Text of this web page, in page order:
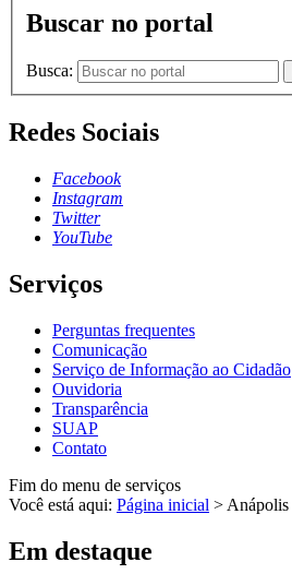
Buscar no portal
Busca:
Redes Sociais
Facebook
Instagram
Twitter
YouTube
Serviços
Perguntas frequentes
Comunicação
Serviço de Informação ao Cidadão
Ouvidoria
Transparência
SUAP
Contato
Fim do menu de serviços
Você está aqui: Página inicial > Anápolis
Em destaque